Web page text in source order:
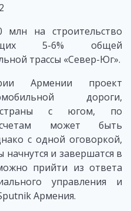
млн на строительство
5-6% общей
трассы «Север-Юг».
Армении проект
дороги,
страны с югом, по
может быть
с одной оговоркой,
и завершатся в
прийти из ответа
управления и
Армения.